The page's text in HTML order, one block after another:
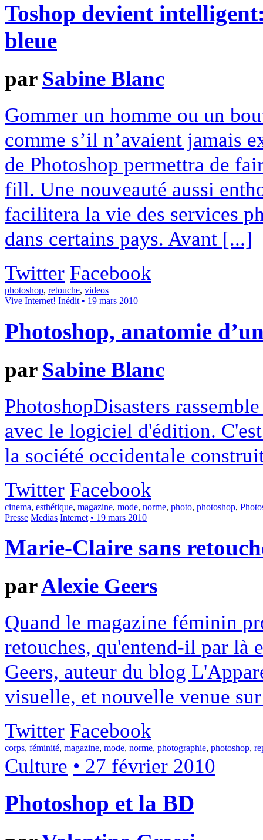
Toshop devient
bleue
par Sabine Blanc
Gommer un homme ou un
comme s’il n’avaient jamais
de Photoshop permettra de
fill. Une nouveauté aussi
facilitera la vie des services
dans certains pays. Avant [...]
Twitter Facebook
photoshop, retouche, videos
Vive Internet! Inédit • 19 mars 2010
Photoshop, anatomie
par Sabine Blanc
PhotoshopDisasters
avec le logiciel d'édition.
la société occidentale
Twitter Facebook
cinema, esthétique, magazine, mode, norme, photo, photoshop,
Presse Medias Internet • 19 mars 2010
Marie-Claire sans
parAlexie Geers
Quand le magazine féminin
retouches, qu'entend-il par là
Geers, auteur du blog
visuelle, et nouvelle venue
Twitter Facebook
corps, féminité, magazine, mode, norme, photographie, photoshop,
Culture • 27 février 2010
Photoshop et la BD